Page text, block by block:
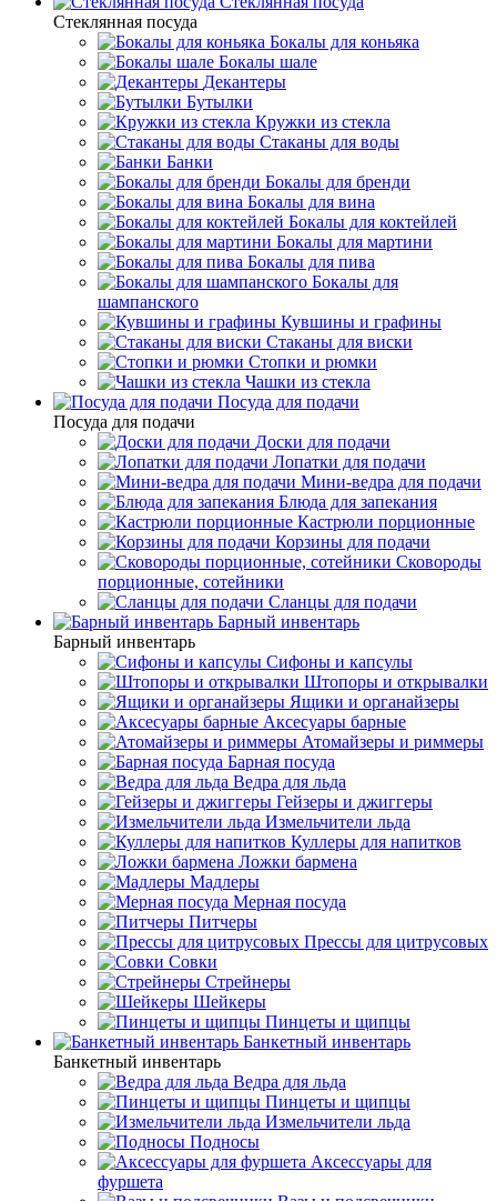
Стеклянная посуда
Бокалы для коньяка
Бокалы шале
Декантеры
Бутылки
Кружки из стекла
Стаканы для воды
Банки
Бокалы для бренди
Бокалы для вина
Бокалы для коктейлей
Бокалы для мартини
Бокалы для пива
Бокалы для
шампанского
Кувшины и графины
Стаканы для виски
Стопки и рюмки
Чашки из стекла
Посуда для подачи
Посуда для подачи
Доски для подачи
Лопатки для подачи
Мини-ведра для подачи
Блюда для запекания
Кастрюли порционные
Корзины для подачи
Сковороды
порционные, сотейники
Сланцы для подачи
Барный инвентарь
Барный инвентарь
Сифоны и капсулы
Штопоры и открывалки
Ящики и органайзеры
Аксесуары барные
Атомайзеры и риммеры
Барная посуда
Ведра для льда
Гейзеры и джиггеры
Измельчители льда
Куллеры для напитков
Ложки бармена
Мадлеры
Мерная посуда
Питчеры
Прессы для цитрусовых
Совки
Стрейнеры
Шейкеры
Пинцеты и щипцы
Банкетный инвентарь
Банкетный инвентарь
Ведра для льда
Пинцеты и щипцы
Измельчители льда
Подносы
Аксессуары для
фуршета